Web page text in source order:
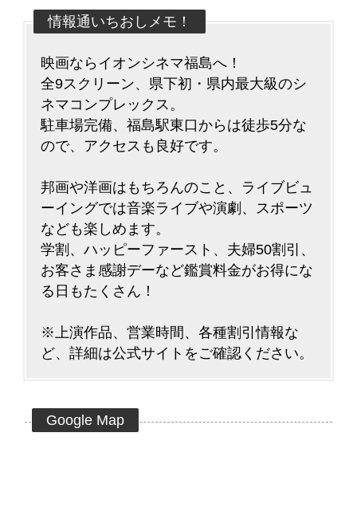
情報通いちおしメモ！
映画ならイオンシネマ福島へ！
全9スクリーン、県下初・県内最大級のシ
ネマコンプレックス。
駐車場完備、福島駅東口からは徒歩5分な
ので、アクセスも良好です。
邦画や洋画はもちろんのこと、ライブビュ
ーイングでは音楽ライブや演劇、スポーツ
なども楽しめます。
学割、ハッピーファースト、夫婦50割引、
お客さま感謝デーなど鑑賞料金がお得にな
る日もたくさん！
※上演作品、営業時間、各種割引情報な
ど、詳細は公式サイトをご確認ください。
Google Map